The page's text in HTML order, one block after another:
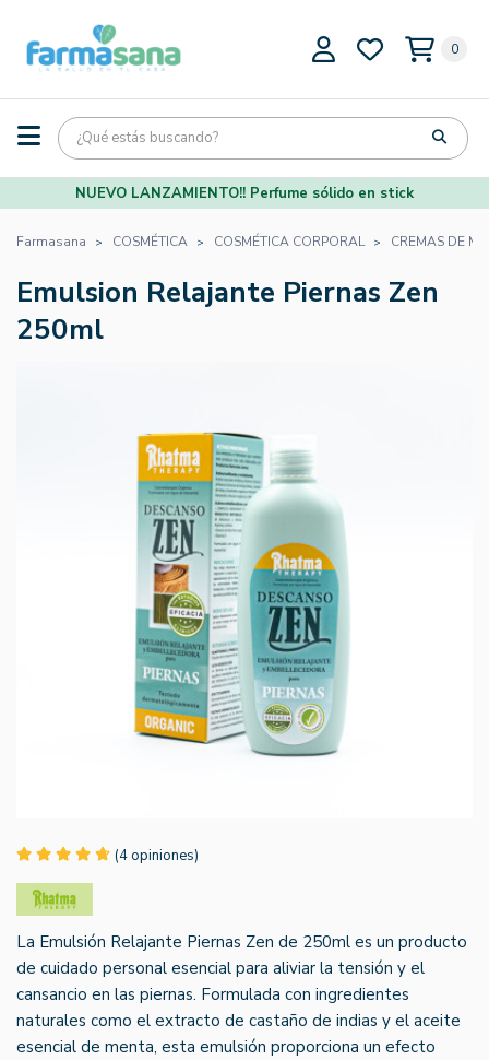
0
NUEVO LANZAMIENTO!! Perfume sólido en stick
Farmasana COSMÉTICA COSMÉTICA CORPORAL CREMAS DE
Emulsion Relajante Piernas Zen
250ml
(4 opiniones)
La Emulsión Relajante Piernas Zen de 250ml es un producto
de cuidado personal esencial para aliviar la tensión y el
cansancio en las piernas. Formulada con ingredientes
naturales como el extracto de castaño de indias y el aceite
esencial de menta, esta emulsión proporciona un efecto